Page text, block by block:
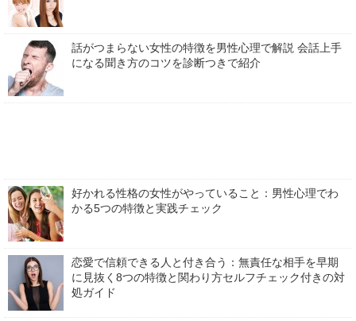
話がつまらない女性の特徴を男性心理で解説 会話上手
になる聞き方のコツを診断つきで紹介
好かれる性格の女性がやっていること：男性心理でわ
かる5つの特徴と実践チェック
恋愛で信頼できる人と付き合う：無責任な相手を早期
に見抜く8つの特徴と関わり方セルフチェック付きの対
処ガイド